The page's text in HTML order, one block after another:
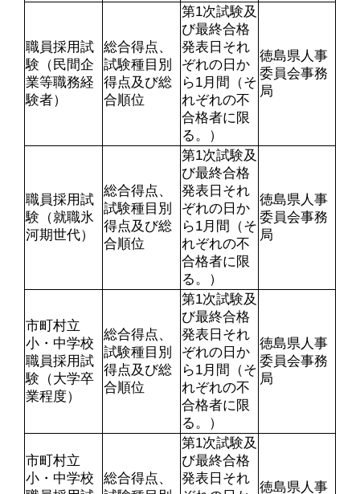
職員採用試
験（民間企
業等職務経
験者）
総合得点、
試験種目別
得点及び総
合順位
第1次試験及
び最終合格
発表日それ
ぞれの日か
ら1月間（そ
れぞれの不
合格者に限
る。）
徳島県人事
委員会事務
局
職員採用試
験（就職氷
河期世代）
総合得点、
試験種目別
得点及び総
合順位
第1次試験及
び最終合格
発表日それ
ぞれの日か
ら1月間（そ
れぞれの不
合格者に限
る。）
徳島県人事
委員会事務
局
市町村立
小・中学校
職員採用試
験（大学卒
業程度）
総合得点、
試験種目別
得点及び総
合順位
第1次試験及
び最終合格
発表日それ
ぞれの日か
ら1月間（そ
れぞれの不
合格者に限
る。）
徳島県人事
委員会事務
局
市町村立
小・中学校
総合得点、
第1次試験及
び最終合格
発表日それ
徳島県人事